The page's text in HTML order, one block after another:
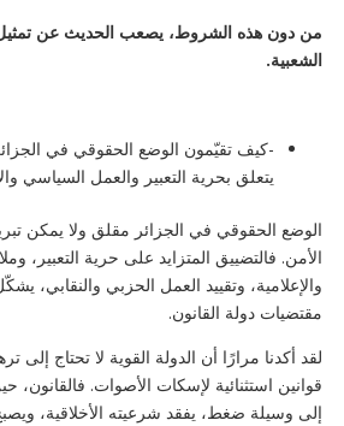
من دون هذه الشروط، يصعب الحديث عن
الشعبية.
-كيف تقيّمون الوضع الحقوقي في
يتعلق بحرية التعبير والعمل السياسي
الوضع الحقوقي في الجزائر مقلق ولا يمكن
الأمن. فالتضييق المتزايد على حرية التعبير،
والإعلامية، وتقييد العمل الحزبي والنقابي،
مقتضيات دولة القانون.
لقد أكدنا مرارًا أن الدولة القوية لا تحتاج إلى
قوانين استثنائية لإسكات الأصوات. فالقانون،
إلى وسيلة ضغط، يفقد شرعيته الأخلاقية،